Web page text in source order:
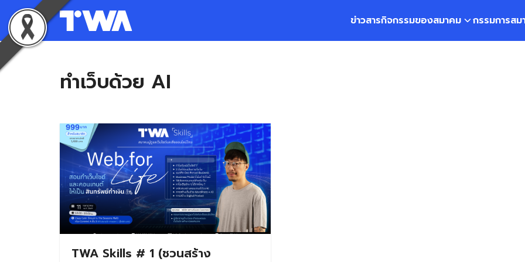
to
content
ข่าวสารกิจกรรมของสมาคม กรรมการสม
ทำเว็บด้วย AI
TWA Skills # 1 (ชวนสร้าง